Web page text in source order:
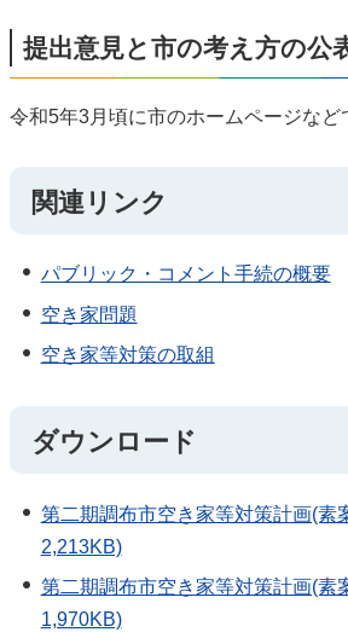
提出意見と市の考え方の公
令和5年3月頃に市のホームページなど
関連リンク
パブリック・コメント手続の概要
空き家問題
空き家等対策の取組
ダウンロード
第二期調布市空き家等対策計画(素
2,213KB)
第二期調布市空き家等対策計画(素
1,970KB)